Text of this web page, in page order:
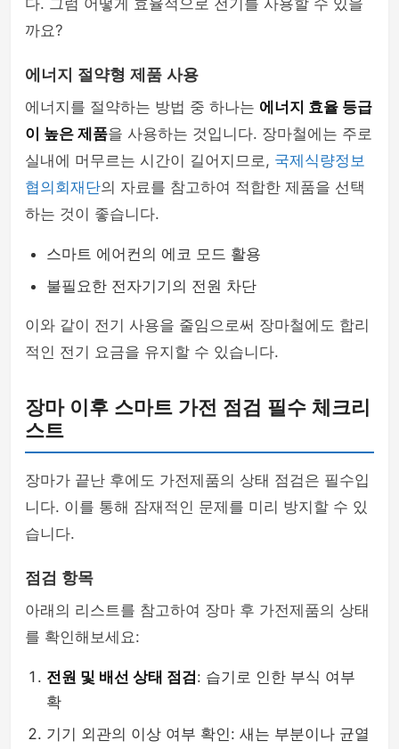
다. 그럼 어떻게 효율적으로 전기를 사용할 수 있을
까요?
에너지 절약형 제품 사용
에너지를 절약하는 방법 중 하나는 에너지 효율 등급
이 높은 제품을 사용하는 것입니다. 장마철에는 주로
실내에 머무르는 시간이 길어지므로, 국제식량정보
협의회재단의 자료를 참고하여 적합한 제품을 선택
하는 것이 좋습니다.
스마트 에어컨의 에코 모드 활용
불필요한 전자기기의 전원 차단
이와 같이 전기 사용을 줄임으로써 장마철에도 합리
적인 전기 요금을 유지할 수 있습니다.
장마 이후 스마트 가전 점검 필수 체크리
스트
장마가 끝난 후에도 가전제품의 상태 점검은 필수입
니다. 이를 통해 잠재적인 문제를 미리 방지할 수 있
습니다.
점검 항목
아래의 리스트를 참고하여 장마 후 가전제품의 상태
를 확인해보세요:
전원 및 배선 상태 점검: 습기로 인한 부식 여부
확
기기 외관의 이상 여부 확인: 새는 부분이나 균열